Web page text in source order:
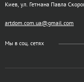
Киев, ул. Гетмана Павла
artdom.com.ua@gmail.com
Мы в соц. сетях